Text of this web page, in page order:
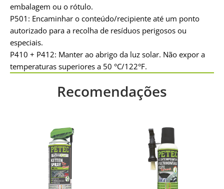
embalagem ou o rótulo.
P501: Encaminhar o conteúdo/recipiente até um ponto
autorizado para a recolha de resíduos perigosos ou
especiais.
P410 + P412: Manter ao abrigo da luz solar. Não expor a
temperaturas superiores a 50 °C/122°F.
Recomendações